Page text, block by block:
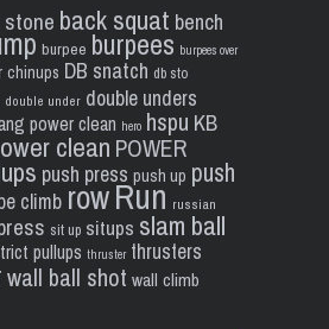
back squat bench
burpee burpees burpees over
chinups DB snatch db sto
double under double unders
power clean hero hspu KB
clean POWER
push press push up push
climb rowRun russian
sit up situps slam ball
pullups thruster thrusters
wall ball shot wall climb